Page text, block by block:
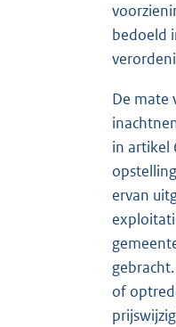
bedoeld
De mate
in artikel
ervan
of